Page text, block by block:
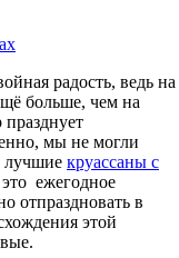
радость, ведь на
больше, чем на
мы не могли
лучшие круассаны с
ежегодное
отпраздновать в
этой